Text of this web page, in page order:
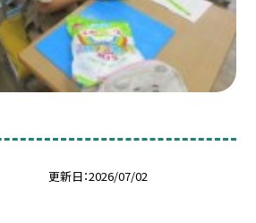
更新日 2026/07/02